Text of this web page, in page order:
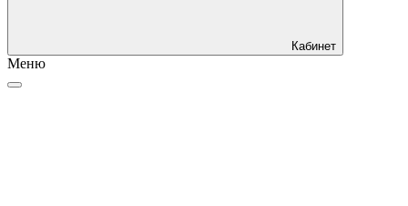
Кабинет
Меню